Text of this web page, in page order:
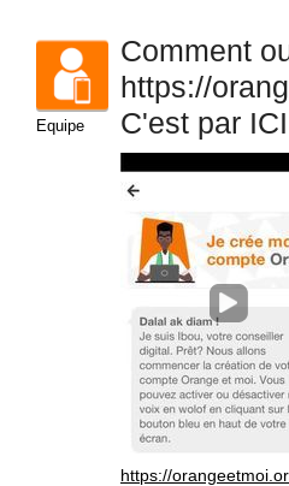
Comment
https://
C'est par ICI
https://
Equipe